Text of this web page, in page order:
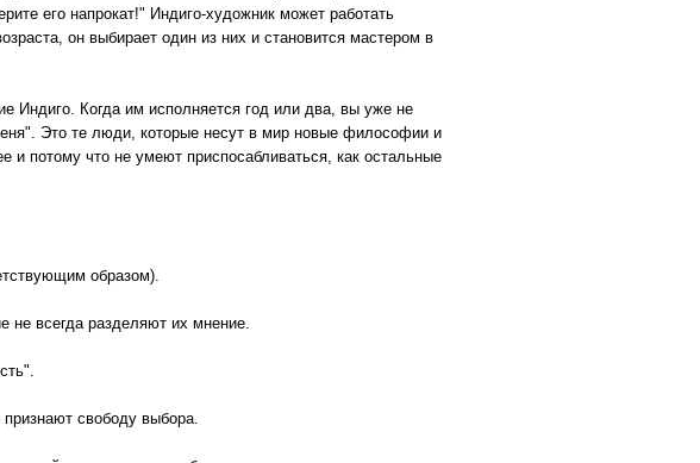
его напрокат!" Индиго-художник может работать
он выбирает один из них и становится мастером в
Индиго. Когда им исполняется год или два, вы уже не
Это те люди, которые несут в мир новые философии и
и потому что не умеют приспосабливаться, как остальные
образом).
не всегда разделяют их мнение.
свободу выбора.